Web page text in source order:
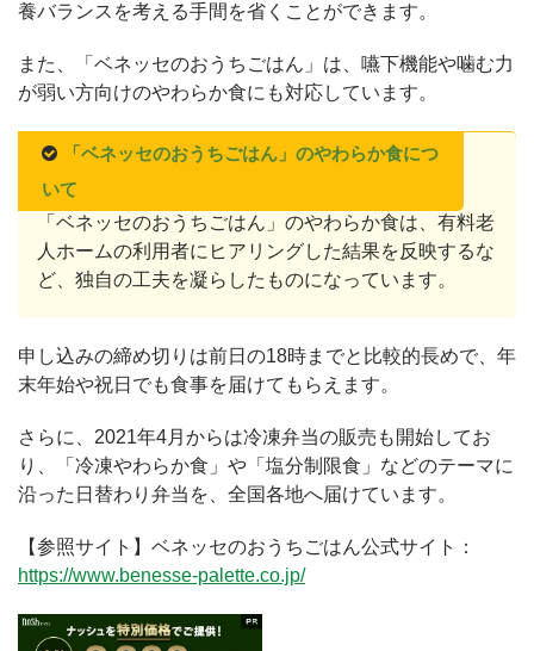
養バランスを考える手間を省くことができます。
また、「ベネッセのおうちごはん」は、嚥下機能や噛む力
が弱い方向けのやわらか食にも対応しています。
「ベネッセのおうちごはん」のやわらか食につ
いて
ベネッセグループは介護施設の運営も行っており、
「ベネッセのおうちごはん」のやわらか食は、有料老
人ホームの利用者にヒアリングした結果を反映するな
ど、独自の工夫を凝らしたものになっています。
申し込みの締め切りは前日の18時までと比較的長めで、年
末年始や祝日でも食事を届けてもらえます。
さらに、2021年4月からは冷凍弁当の販売も開始してお
り、「冷凍やわらか食」や「塩分制限食」などのテーマに
沿った日替わり弁当を、全国各地へ届けています。
【参照サイト】ベネッセのおうちごはん公式サイト：
https://www.benesse-palette.co.jp/